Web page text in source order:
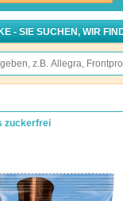
- SIE SUCHEN, WIR
zuckerfrei